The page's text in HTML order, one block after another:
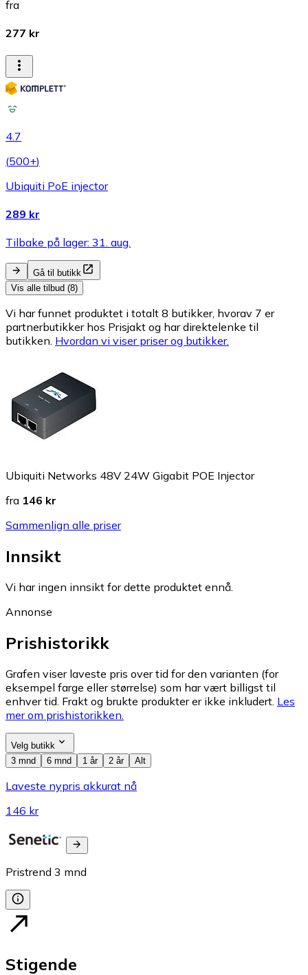
fra
277 kr
4.7
(500+)
Ubiquiti PoE injector
289 kr
Tilbake på lager: 31. aug.
Gå til butikk
Vis alle tilbud (8)
Vi har funnet produktet i totalt 8 butikker, hvorav 7 er
partnerbutikker hos Prisjakt og har direktelenke til
butikken. Hvordan vi viser priser og butikker.
Ubiquiti Networks 48V 24W Gigabit POE Injector
fra 146 kr
Sammenlign alle priser
Innsikt
Vi har ingen innsikt for dette produktet ennå.
Annonse
Prishistorikk
Grafen viser laveste pris over tid for den varianten (for
eksempel farge eller størrelse) som har vært billigst til
enhver tid. Frakt og brukte produkter er ikke inkludert. Les
mer om prishistorikken.
Velg butikk
3 mnd
6 mnd 1 år 2 år Alt
Laveste nypris akkurat nå
146 kr
Pristrend 3 mnd
Stigende